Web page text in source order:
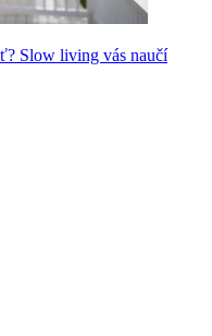
Slow living vás naučí